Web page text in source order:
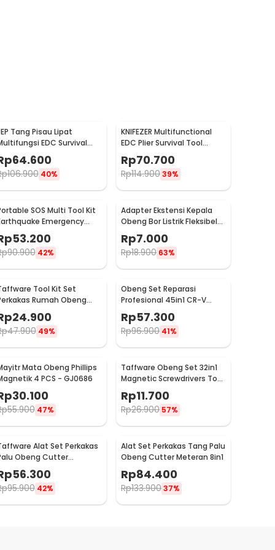
Tang Pisau Lipat
EDC Survival
Stainless Steel -
64.600
106.900 40%
KNIFEZER Multifunctional
EDC Plier Survival Tool
Stainless Steel - MPA21
Rp70.700
Rp114.90039%
SOS Multi Tool Kit
Emergency
Survival - JT21
53.200
90.900 42%
Adapter Ekstensi Kepala
Obeng Bor Listrik Fleksibel
1/4 Inch 290mm - HT566
Rp7.000
Rp18.900 63%
Tool Kit Set
Rumah Obeng
Cutter Kunci L 12in1 -
01124.900
47.900 49%
Obeng Set Reparasi
Profesional 45in1 CR-V
untuk HP Laptop Elektronik
- 6093
Rp57.300
Rp96.900 41%
Mata Obeng Phillips
4 PCS - GJ0686
30.100
55.900 47%
Taffware Obeng Set 32in1
Magnetic Screwdrivers Tool
for Smartphone - 7089C
Rp11.700
Rp26.900 57%
Alat Set Perkakas
Obeng Cutter
8in1
56.300
95.900 42%
Alat Set Perkakas Tang Palu
Obeng Cutter Meteran 8in1
Rp84.400
Rp133.90037%